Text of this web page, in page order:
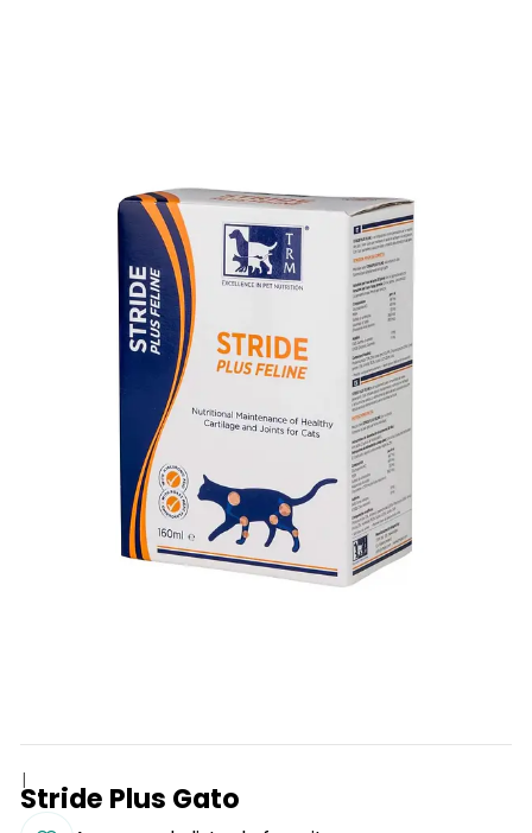
|
Stride Plus Gato